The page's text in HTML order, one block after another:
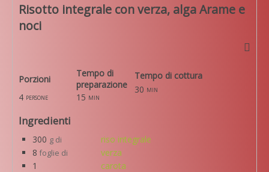
Risotto integrale con verza, alga Arame e
noci
Porzioni
Tempo di
preparazione
4 persone 15 min
Tempo di cottura
30 min
Ingredienti
300 g di
riso integrale
8 foglie di
verza
1
carota